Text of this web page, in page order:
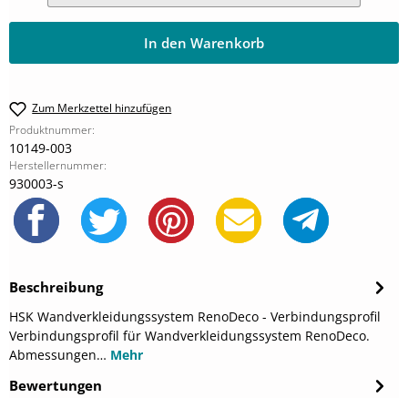
In den Warenkorb
Zum Merkzettel hinzufügen
Produktnummer:
10149-003
Herstellernummer:
930003-s
Beschreibung
HSK Wandverkleidungssystem RenoDeco - Verbindungsprofil
Verbindungsprofil für Wandverkleidungssystem RenoDeco.
Abmessungen… Mehr
Bewertungen